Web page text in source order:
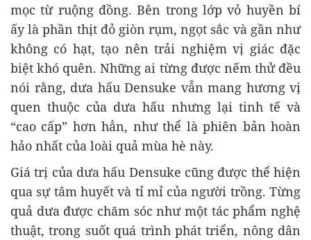
mọc từ ruộng đồng. Bên trong lớp vỏ huyền bí
ấy là phần thịt đỏ giòn rụm, ngọt sắc và gần như
không có hạt, tạo nên trải nghiệm vị giác đặc
biệt khó quên. Những ai từng được nếm thử đều
nói rằng, dưa hấu Densuke vẫn mang hương vị
quen thuộc của dưa hấu nhưng lại tinh tế và
“cao cấp” hơn hẳn, như thể là phiên bản hoàn
hảo nhất của loài quả mùa hè này.
qua sự tâm huyết và tỉ mỉ của người trồng. Từng
quả dưa được chăm sóc như một tác phẩm nghệ
thuật, trong suốt quá trình phát triển, nông dân